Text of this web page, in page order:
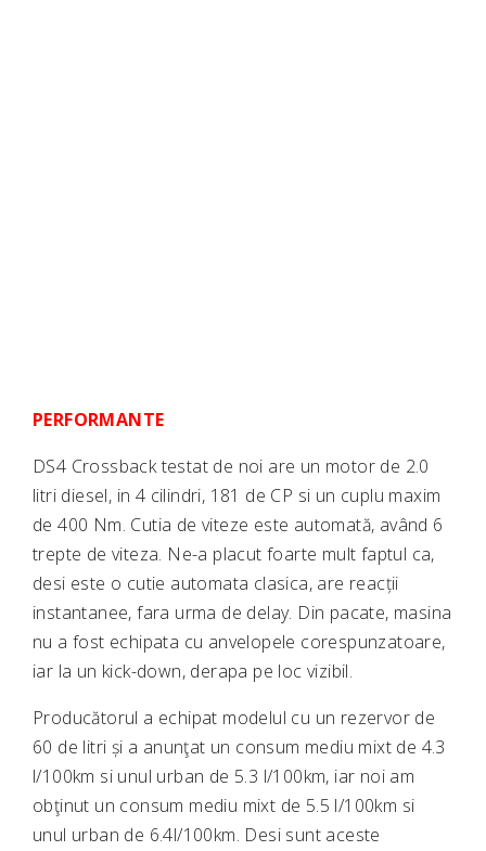
PERFORMANTE
DS4 Crossback testat de noi are un motor de 2.0
litri diesel, in 4 cilindri, 181 de CP si un cuplu maxim
de 400 Nm. Cutia de viteze este automată, având 6
trepte de viteza. Ne-a placut foarte mult faptul ca,
desi este o cutie automata clasica, are reacții
instantanee, fara urma de delay. Din pacate, masina
nu a fost echipata cu anvelopele corespunzatoare,
iar la un kick-down, derapa pe loc vizibil.
Producătorul a echipat modelul cu un rezervor de
60 de litri și a anunţat un consum mediu mixt de 4.3
l/100km si unul urban de 5.3 l/100km, iar noi am
obţinut un consum mediu mixt de 5.5 l/100km si
unul urban de 6.4l/100km. Desi sunt aceste